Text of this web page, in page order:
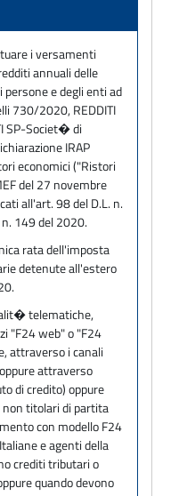
i versamenti
annuali delle
e degli enti ad
730/2020, REDDITI
SP-Societ� di
IRAP
economici ("Ristori
del 27 novembre
all'art. 98 del D.L. n.
149 del 2020.
rata dell'imposta
detenute all'estero
telematiche,
"F24 web" o "F24
attraverso i canali
attraverso
di credito) oppure
titolari di partita
con modello F24
e agenti della
crediti tributari o
quando devono